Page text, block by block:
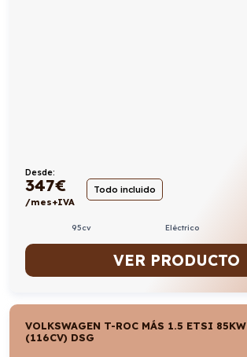
Desde:
347€
/mes+IVA
Todo incluido
95cv Eléctrico
VER PRODUCTO
VOLKSWAGEN T-ROC MÁS 1.5 ETSI 85KW
(116CV) DSG